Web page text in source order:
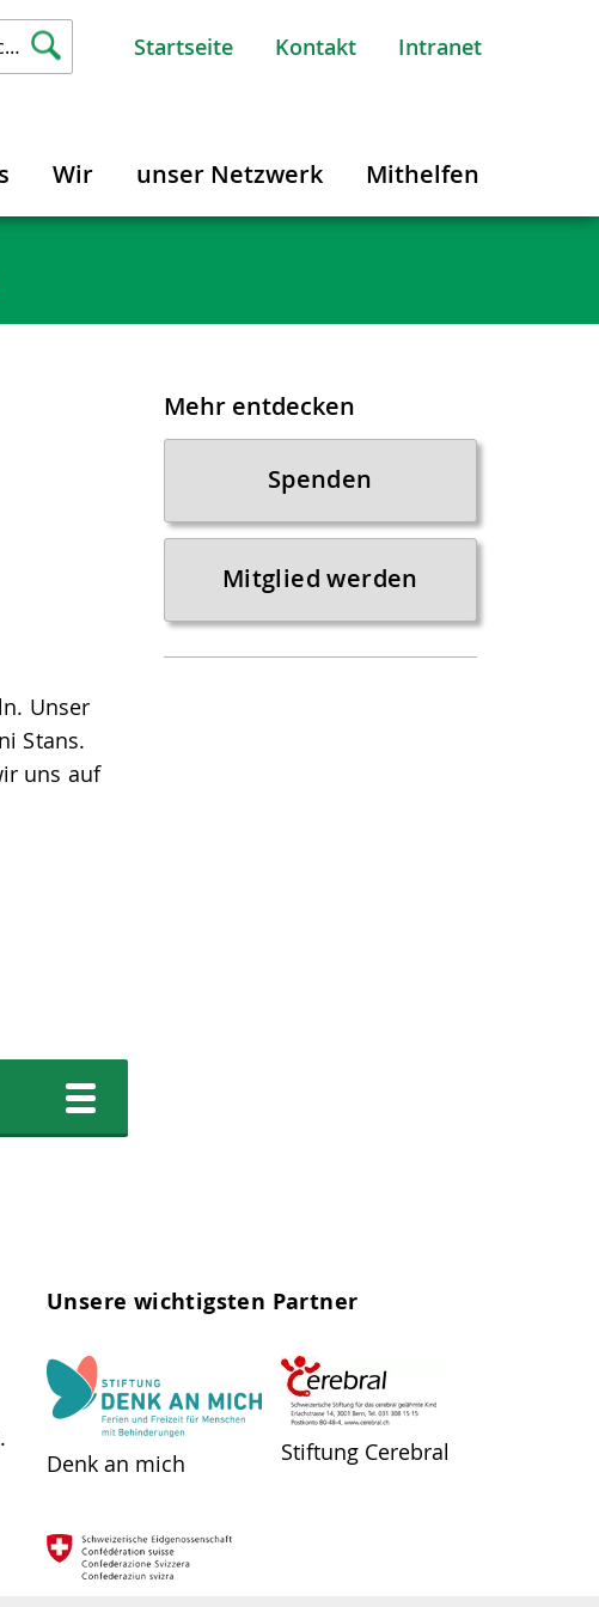
Startseite Kontakt Intranet
Wir unser Netzwerk Mithelfen
Unser
Stans.
uns auf
Mehr entdecken
Spenden
Mitglied werden
Unsere wichtigsten Partner
Denk an mich Stiftung Cerebral